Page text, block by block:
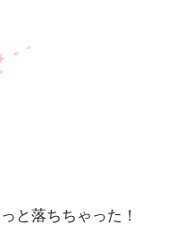
と落ちちゃった！